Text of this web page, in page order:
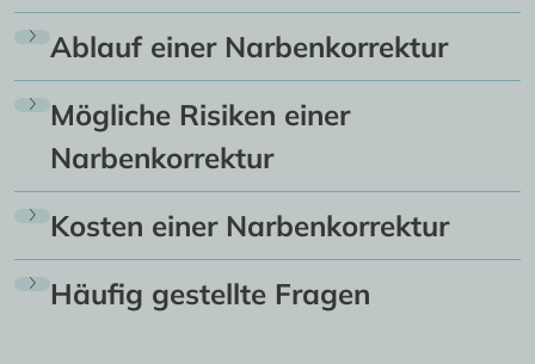
Ablauf einer Narbenkorrektur
Mögliche Risiken einer
Narbenkorrektur
Kosten einer Narbenkorrektur
Häufig gestellte Fragen